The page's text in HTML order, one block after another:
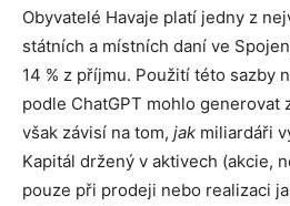
Obyvatelé Havaje platí jedny z
státních a místních daní ve
14 % z příjmu. Použití této sazby
podle ChatGPT mohlo generovat
však závisí na tom, jak miliardáři
Kapitál držený v aktivech (akcie,
pouze při prodeji nebo realizaci